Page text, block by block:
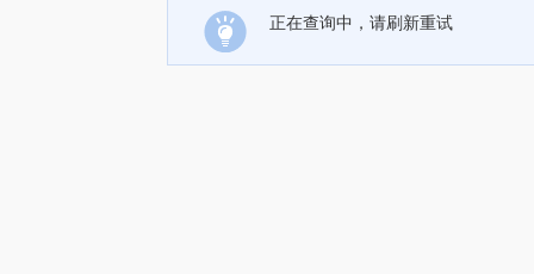
正在查询中，请刷新重试